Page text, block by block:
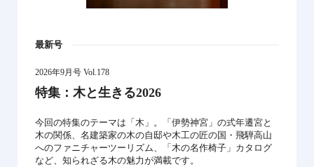
最新号
2026年9月号 Vol.178
特集：木と生きる2026
今回の特集のテーマは「木」。「伊勢神宮」の式年遷宮と
木の関係、名建築家の木の自邸や木工の匠の国・飛騨高山
へのファニチャーツーリズム、「木の名作椅子」カタログ
など、知られざる木の魅力が満載です。